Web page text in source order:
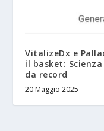
VitalizeDx e
il basket:
da record
20 Maggio 2025